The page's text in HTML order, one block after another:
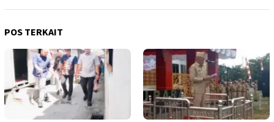
POS TERKAIT